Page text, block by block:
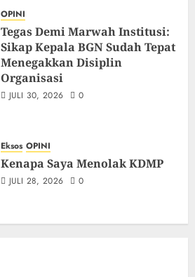
OPINI
Tegas Demi Marwah Institusi:
Sikap Kepala BGN Sudah Tepat
Menegakkan Disiplin
Organisasi
JULI 30, 2026 0
Eksos OPINI
Kenapa Saya Menolak KDMP
JULI 28, 2026 0